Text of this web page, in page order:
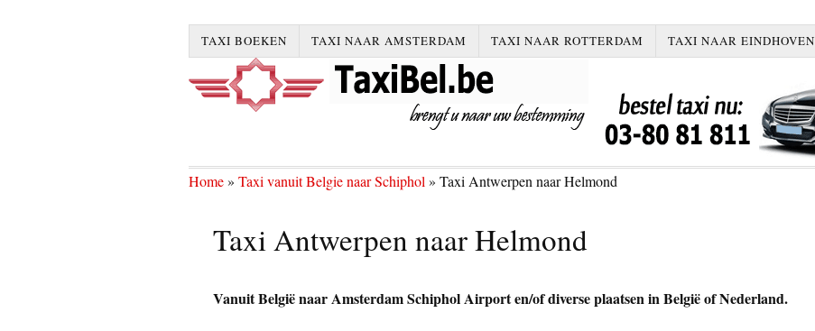
TAXI BOEKEN TAXI NAAR AMSTERDAM TAXI NAAR ROTTERDAM TAXI NAAR EINDHOVEN
Home» Taxi vanuit Belgie naar Schiphol » Taxi Antwerpen naar Helmond
Taxi Antwerpen naar Helmond
Vanuit België naar Amsterdam Schiphol Airport en/of diverse plaatsen in België of Nederland.